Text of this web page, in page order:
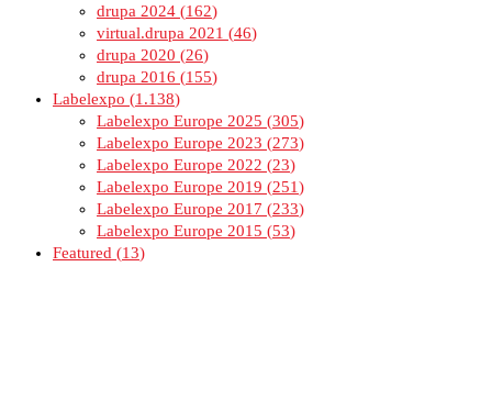
drupa 2024
162
virtual.drupa 2021
46
drupa 2020
26
drupa 2016
155
Labelexpo
1.138
Labelexpo Europe 2025
305
Labelexpo Europe 2023
273
Labelexpo Europe 2022
23
Labelexpo Europe 2019
251
Labelexpo Europe 2017
233
Labelexpo Europe 2015
53
Featured
13